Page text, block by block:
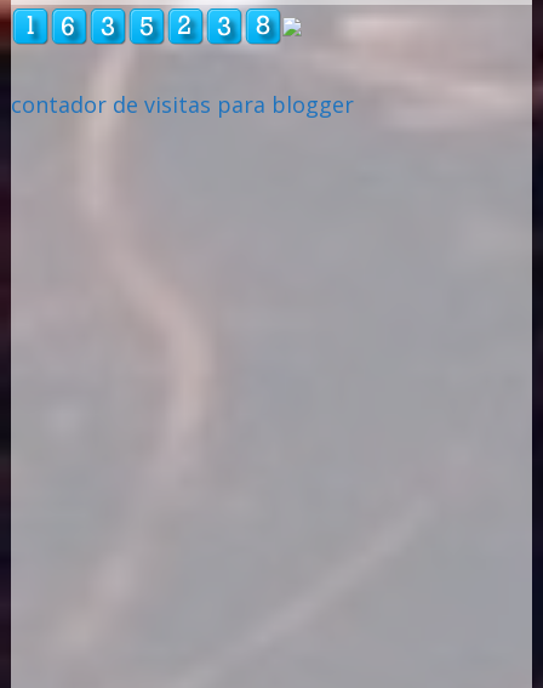
contador de visitas para blogger